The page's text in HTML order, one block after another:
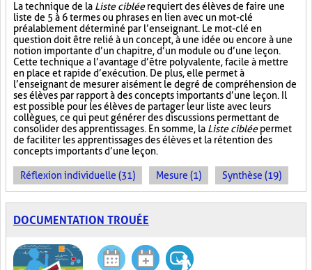
La technique de la Liste cibléerequiert des élèves de faire une
liste de 5 à 6 termes ou phrases en lien avec un mot-clé
préalablement déterminé par l’enseignant. Le mot-clé en
question doit être relié à un concept, à une idée ou encore à une
notion importante d’un chapitre, d’un module ou d’une leçon.
Cette technique a l’avantage d’être polyvalente, facile à mettre
en place et rapide d’exécution. De plus, elle permet à
l’enseignant de mesurer aisément le degré de compréhension de
ses élèves par rapport à des concepts importants d’une leçon. Il
est possible pour les élèves de partager leur liste avec leurs
collègues, ce qui peut générer des discussions permettant de
consolider des apprentissages. En somme, la Liste cibléepermet
de faciliter les apprentissages des élèves et la rétention des
concepts importants d’une leçon.
Réflexion individuelle (31) Mesure (1) Synthèse (19)
DOCUMENTATION TROUÉE